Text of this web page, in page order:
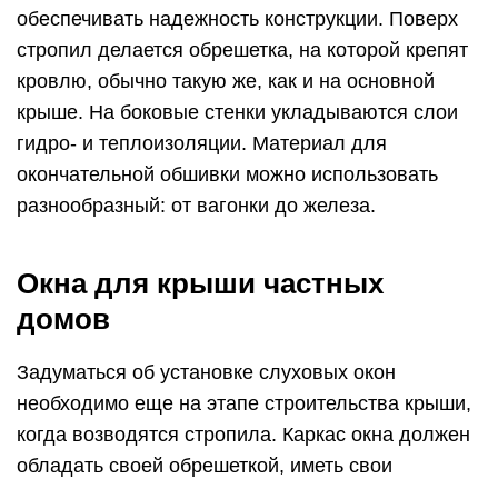
обеспечивать надежность конструкции. Поверх
стропил делается обрешетка, на которой крепят
кровлю, обычно такую же, как и на основной
крыше. На боковые стенки укладываются слои
гидро- и теплоизоляции. Материал для
окончательной обшивки можно использовать
разнообразный: от вагонки до железа.
Окна для крыши частных
домов
Задуматься об установке слуховых окон
необходимо еще на этапе строительства крыши,
когда возводятся стропила. Каркас окна должен
обладать своей обрешеткой, иметь свои